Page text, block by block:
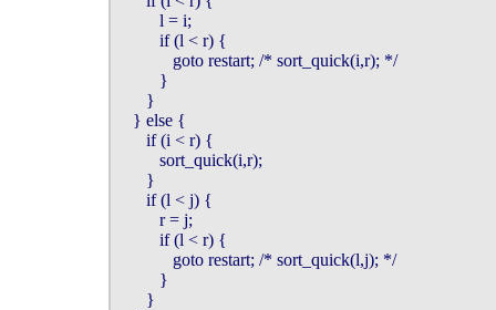
         l = i;
         if (l < r) {
            goto restart; /* sort_quick(i,r); */
         }
      }
   } else {
      if (i < r) {
         sort_quick(i,r);
      }
      if (l < j) {
         r = j;
         if (l < r) {
            goto restart; /* sort_quick(l,j); */
         }
      }